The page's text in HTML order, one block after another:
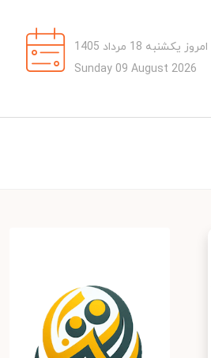
امروز یکشنبه 18 مرداد 1405
Sunday 09 August 2026